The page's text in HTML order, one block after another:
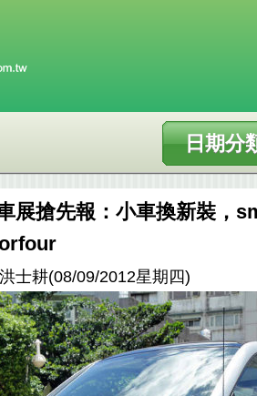
日期分
展搶先報：小車換新裝，
士耕(08/09/2012星期四)